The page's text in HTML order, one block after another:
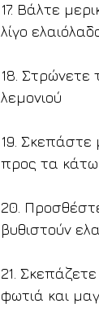
17. Βάλτε
λίγο
18.
λεμονιού
19. Σκεπάστε
προς τα κάτω
20.
βυθιστούν
21.
φωτιά και